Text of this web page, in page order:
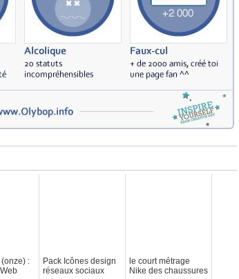
(onze) :
Pack Icônes design
réseaux sociaux
le court métrage
Nike des chaussures